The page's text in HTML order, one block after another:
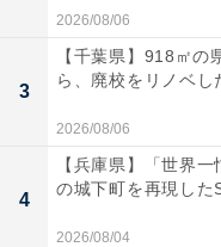
2026/08/06
3
【千葉県】918㎡の
ら、廃校をリノベし
2026/08/06
4
【兵庫県】「世界
の城下町を再現した
2026/08/04